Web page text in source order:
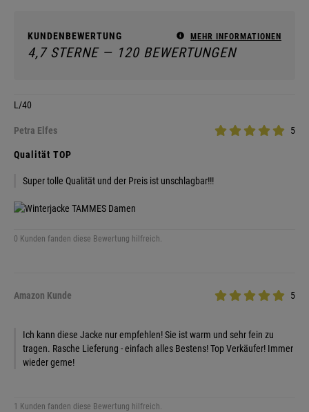
KUNDENBEWERTUNG MEHR INFORMATIONEN
4,7 STERNE — 120 BEWERTUNGEN
L/40
Petra Elfes 5
Qualität TOP
Super tolle Qualität und der Preis ist unschlagbar!!!
0 Kunden fanden diese Bewertung hilfreich.
Amazon Kunde 5
Ich kann diese Jacke nur empfehlen! Sie ist warm und sehr fein zu
tragen. Rasche Lieferung - einfach alles Bestens! Top Verkäufer! Immer
wieder gerne!
1 Kunden fanden diese Bewertung hilfreich.